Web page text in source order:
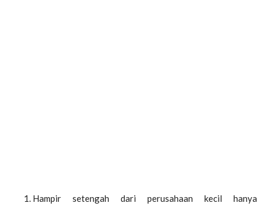
Hampir setengah dari perusahaan kecil hanya